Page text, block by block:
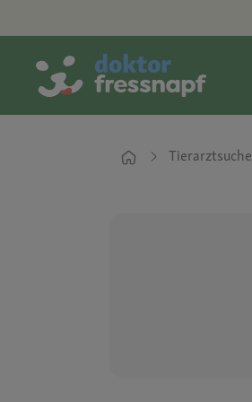
Tierarztsuche